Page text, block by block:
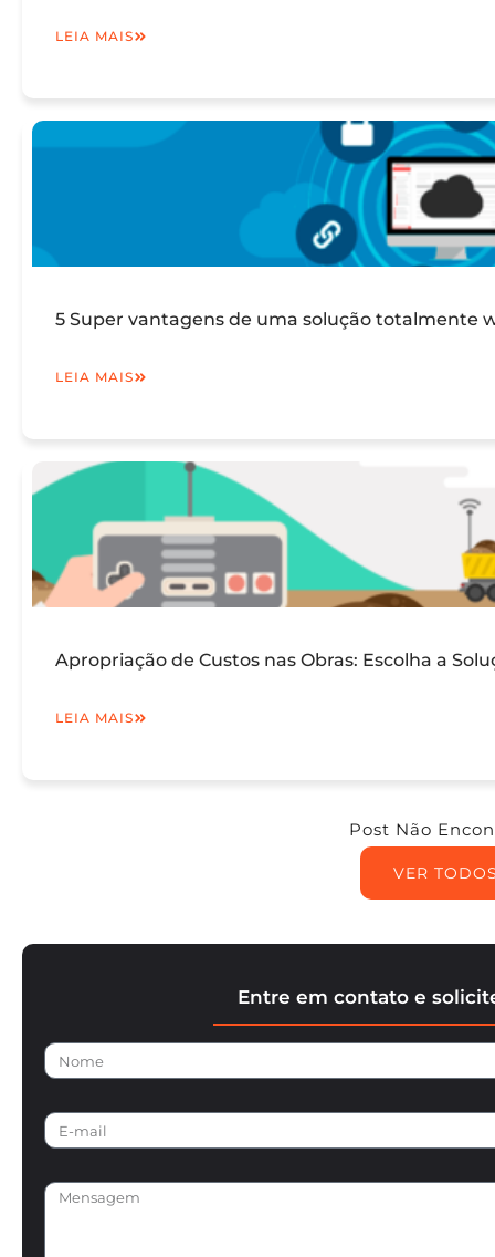
Entre em contato e
LEIA MAIS
5 Super vantagens de uma solução totalmente
LEIA MAIS
Apropriação de Custos nas Obras: Escolha a
LEIA MAIS
Post Não
VER